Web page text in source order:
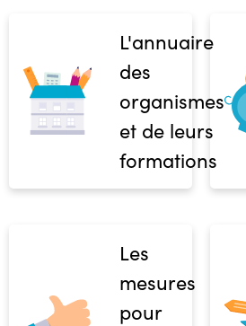
L'annuaire
des
organismes
et de leurs
formations
Les
mesures
pour